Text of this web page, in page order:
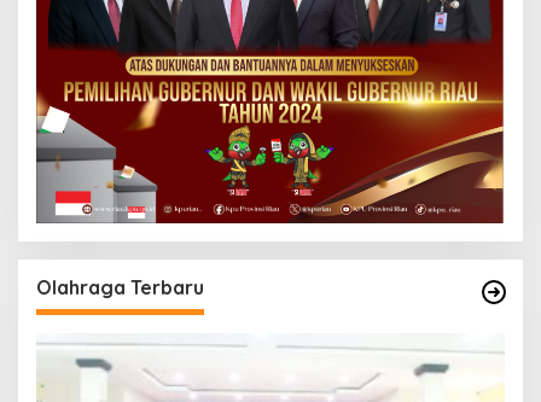
Olahraga Terbaru